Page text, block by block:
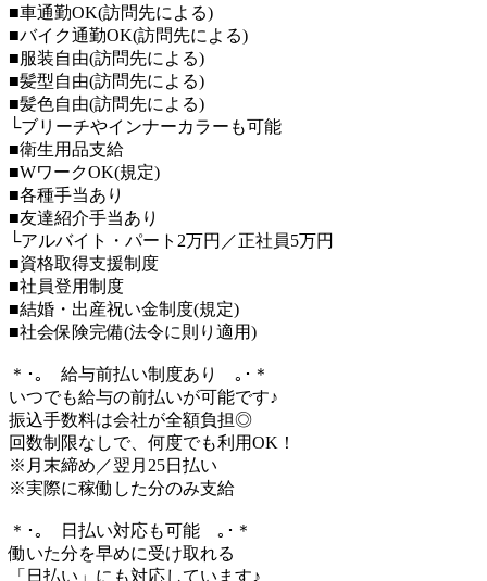
■車通勤OK(訪問先による)
■バイク通勤OK(訪問先による)
■服装自由(訪問先による)
■髪型自由(訪問先による)
■髪色自由(訪問先による)
└ブリーチやインナーカラーも可能
■衛生用品支給
■WワークOK(規定)
■各種手当あり
■友達紹介手当あり
└アルバイト・パート2万円／正社員5万円
■資格取得支援制度
■社員登用制度
■結婚・出産祝い金制度(規定)
■社会保険完備(法令に則り適用)
＊･｡ 給与前払い制度あり ｡･＊
いつでも給与の前払いが可能です♪
振込手数料は会社が全額負担◎
回数制限なしで、何度でも利用OK！
※月末締め／翌月25日払い
※実際に稼働した分のみ支給
＊･｡ 日払い対応も可能 ｡･＊
働いた分を早めに受け取れる
「日払い」にも対応しています♪